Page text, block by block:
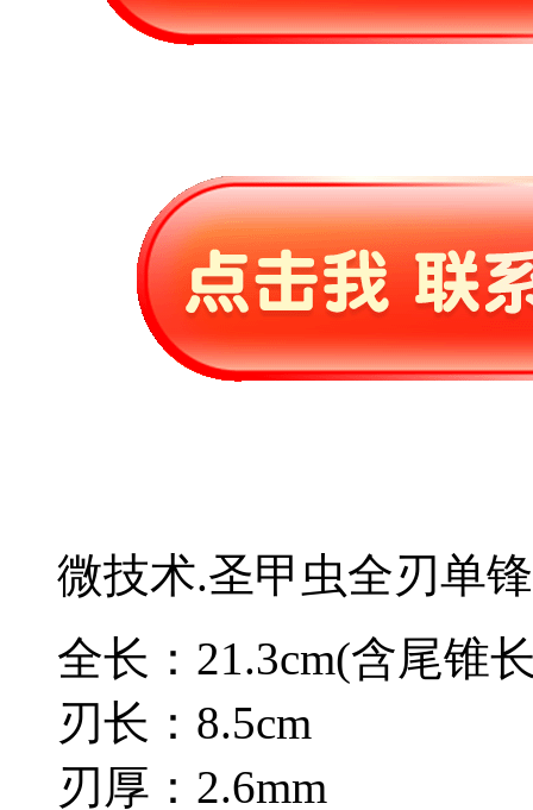
微技术.圣甲虫全刃单
全长：21.3cm(含尾锥
刃长：8.5cm
刃厚：2.6mm